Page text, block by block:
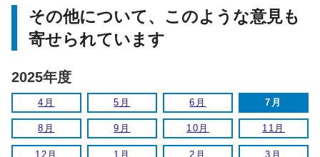
その他について、このような意見も
寄せられています
2025年度
4月 5月 6月 7月
8月 9月 10月 11月
12月 1月 2月 3月